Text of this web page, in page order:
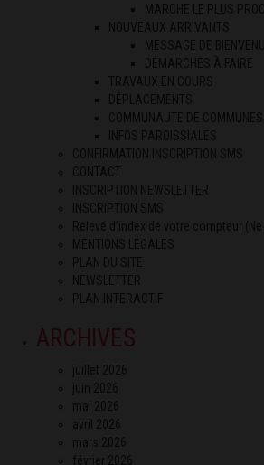
MARCHE LE PLUS
NOUVEAUX ARRIVANTS
MESSAGE DE
DÉMARCHES À FAIRE
TRAVAUX EN COURS
DÉPLACEMENTS
COMMUNAUTE DE
INFOS PAROISSIALES
CONFIRMATION INSCRIPTION SMS
CONTACT
INSCRIPTION NEWSLETTER
INSCRIPTION SMS
Relevé d’index de votre compteur
MENTIONS LÉGALES
PLAN DU SITE
NEWSLETTER
PLAN INTERACTIF
ARCHIVES
juillet 2026
juin 2026
mai 2026
avril 2026
mars 2026
février 2026